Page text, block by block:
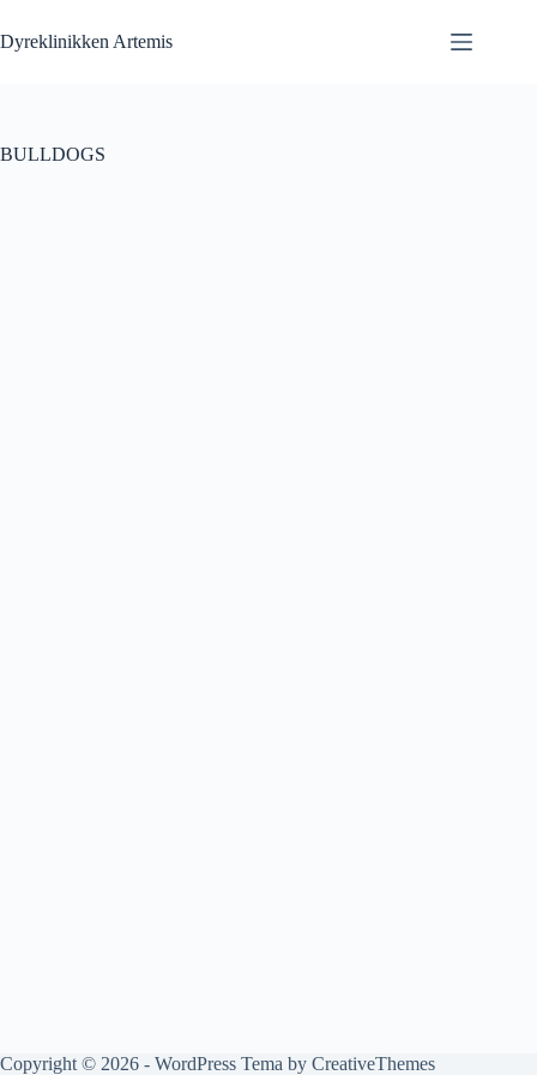
til
indhold
Dyreklinikken Artemis
BULLDOGS
Copyright © 2026 - WordPress Tema by CreativeThemes